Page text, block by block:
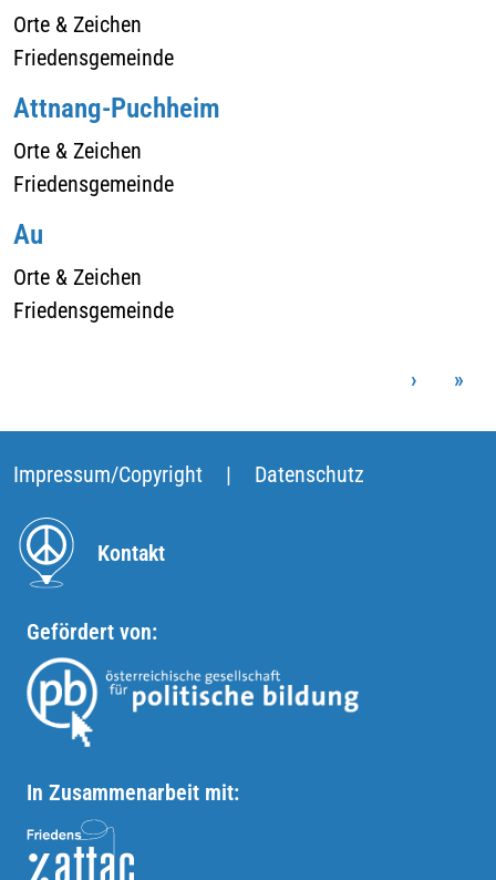
Orte & Zeichen
Friedensgemeinde
Attnang-Puchheim
Orte & Zeichen
Friedensgemeinde
Au
Orte & Zeichen
Friedensgemeinde
› »
Impressum/Copyright | Datenschutz
Kontakt
Gefördert von:
In Zusammenarbeit mit: